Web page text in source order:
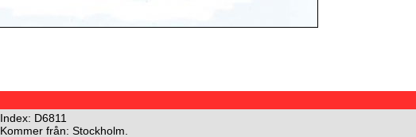
Index: D6811
Kommer från: Stockholm.